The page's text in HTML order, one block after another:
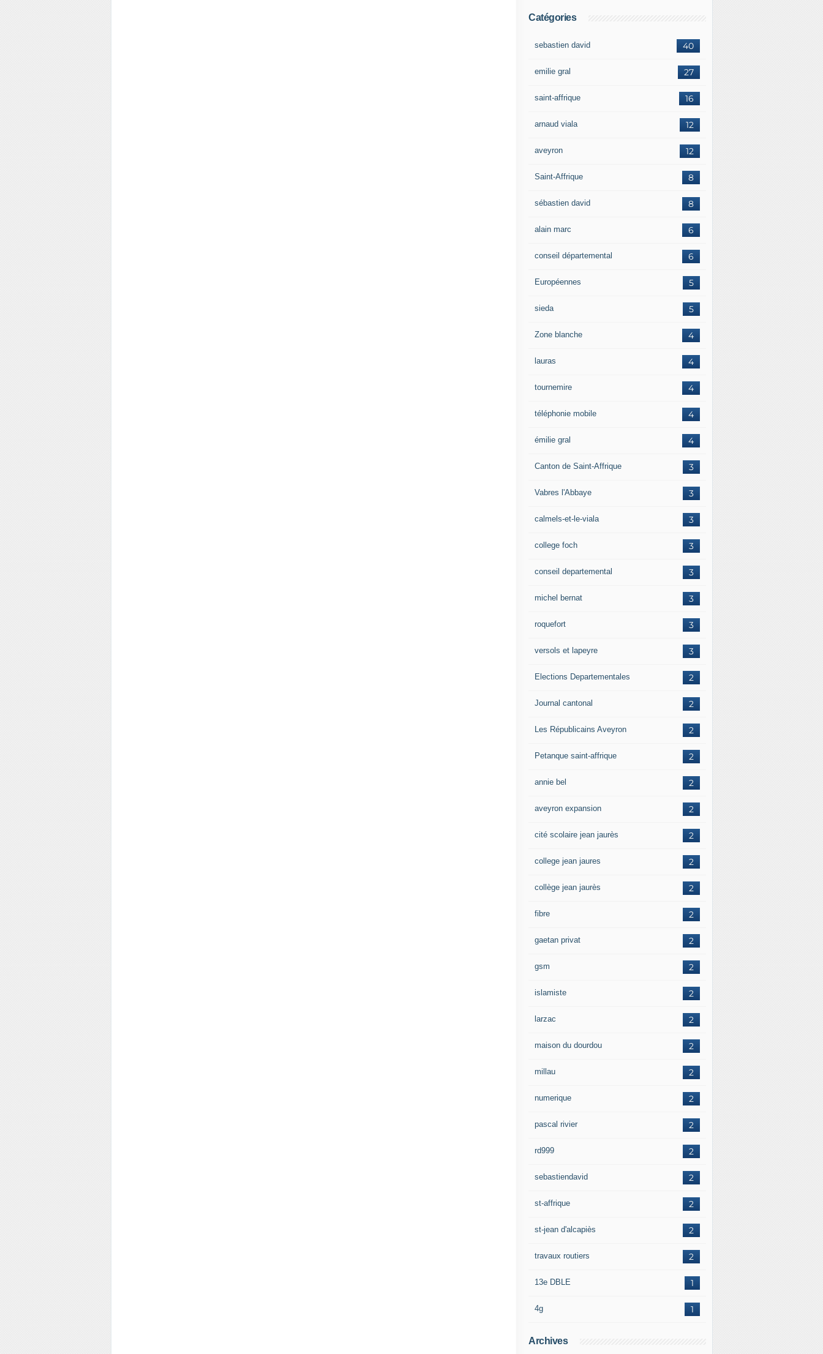
Catégories
40
sebastien david
27
emilie gral
16
saint-affrique
12
arnaud viala
12
aveyron
8
Saint-Affrique
8
sébastien david
6
alain marc
6
conseil départemental
5
Européennes
5
sieda
4
Zone blanche
4
lauras
4
tournemire
4
téléphonie mobile
4
émilie gral
3
Canton de Saint-Affrique
3
Vabres l'Abbaye
3
calmels-et-le-viala
3
college foch
3
conseil departemental
3
michel bernat
3
roquefort
3
versols et lapeyre
2
Elections Departementales
2
Journal cantonal
2
Les Républicains Aveyron
2
Petanque saint-affrique
2
annie bel
2
aveyron expansion
2
cité scolaire jean jaurès
2
college jean jaures
2
collège jean jaurès
2
fibre
2
gaetan privat
2
gsm
2
islamiste
2
larzac
2
maison du dourdou
2
millau
2
numerique
2
pascal rivier
2
rd999
2
sebastiendavid
2
st-affrique
2
st-jean d'alcapiès
2
travaux routiers
1
13e DBLE
1
4g
Archives